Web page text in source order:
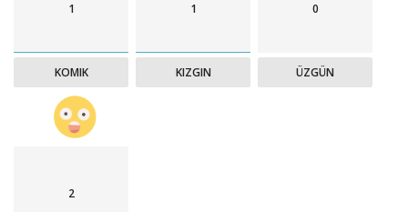
1
KOMIK
1
KIZGIN
0
ÜZGÜN
2